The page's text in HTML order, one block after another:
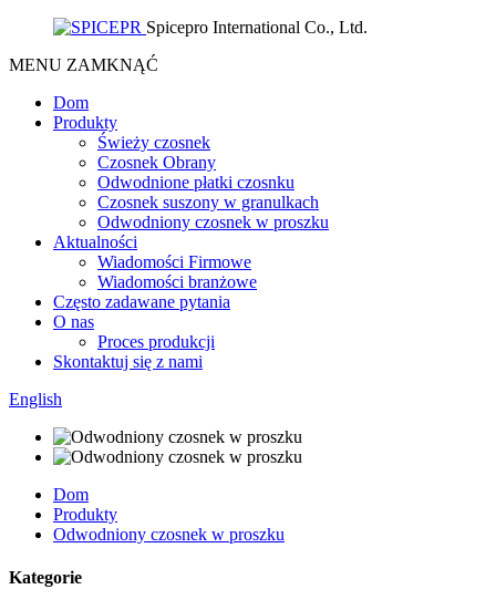
Spicepro International Co., Ltd.
MENU ZAMKNĄĆ
Dom
Produkty
Świeży czosnek
Czosnek Obrany
Odwodnione płatki czosnku
Czosnek suszony w granulkach
Odwodniony czosnek w proszku
Aktualności
Wiadomości Firmowe
Wiadomości branżowe
Często zadawane pytania
O nas
Proces produkcji
Skontaktuj się z nami
English
Dom
Produkty
Odwodniony czosnek w proszku
Kategorie